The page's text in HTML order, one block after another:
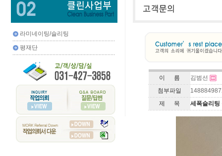
라미네이팅/슬리팅
평재단
이 름
김범선
첨부파일
제 목
세폭슬리팅